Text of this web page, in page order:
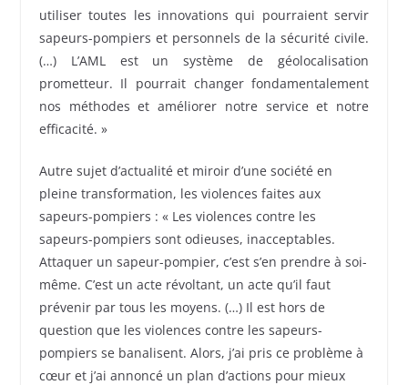
utiliser toutes les innovations qui pourraient servir
sapeurs-pompiers et personnels de la sécurité civile.
(…) L’AML est un système de géolocalisation
prometteur. Il pourrait changer fondamentalement
nos méthodes et améliorer notre service et notre
efficacité. »
Autre sujet d’actualité et miroir d’une société en
pleine transformation, les violences faites aux
sapeurs-pompiers : « Les violences contre les
sapeurs-pompiers sont odieuses, inacceptables.
Attaquer un sapeur-pompier, c’est s’en prendre à soi-
même. C’est un acte révoltant, un acte qu’il faut
prévenir par tous les moyens. (…) Il est hors de
question que les violences contre les sapeurs-
pompiers se banalisent. Alors, j’ai pris ce problème à
cœur et j’ai annoncé un plan d’actions pour mieux